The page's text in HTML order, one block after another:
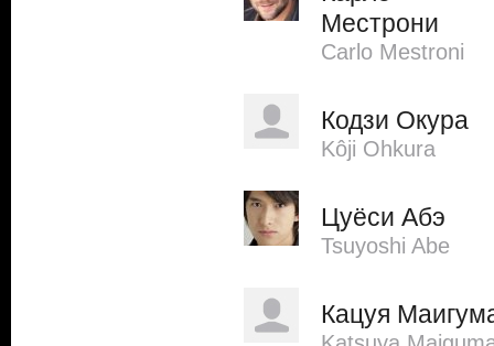
Местрони
Carlo Mestroni
Кодзи Окура
Kôji Ohkura
Цуёси Абэ
Tsuyoshi Abe
Кацуя